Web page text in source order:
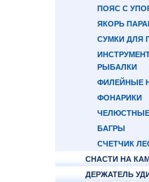
ПОЯС С
ЯКОРЬ
СУМКИ ДЛЯ
РЫБАЛКИ
ФИЛЕЙНЫЕ
ФОНАРИКИ
БАГРЫ
СЧЕТЧИК
СНАСТИ НА
ДЕРЖАТЕЛЬ